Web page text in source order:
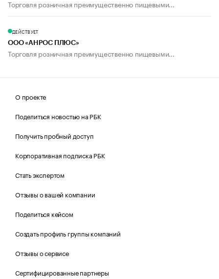
Торговля розничная преимущественно пищевыми...
ДЕЙСТВУЕТ
ООО «АНРОС ПЛЮС»
Торговля розничная преимущественно пищевыми...
О проекте
Поделиться новостью на РБК
Получить пробный доступ
Корпоративная подписка РБК
Стать экспертом
Отзывы о вашей компании
Поделиться кейсом
Создать профиль группы компаний
Отзывы о сервисе
Сертифицированные партнеры